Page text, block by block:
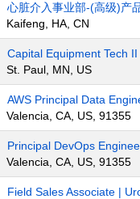
心脏介入事业部-(高级)产
Kaifeng, HA, CN
Capital Equipment Tech
St. Paul, MN, US
AWS Principal Data
Valencia, CA, US, 91355
Principal DevOps
Valencia, CA, US, 91355
Field Sales Associate |